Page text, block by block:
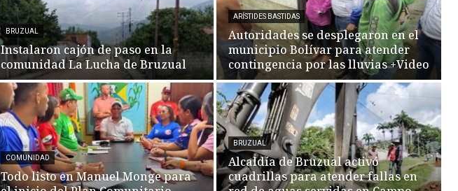
BRUZUAL
Instalaron cajón de paso en la
comunidad La Lucha de Bruzual
ARÍSTIDES BASTIDAS
Autoridades se desplegaron en el
municipio Bolívar para atender
contingencia por las lluvias +Video
COMUNIDAD
Todo listo en Manuel Monge para
BRUZUAL
Alcaldía de Bruzual activó
cuadrillas para atender fallas en